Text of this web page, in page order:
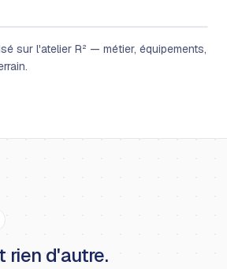
sur l'atelier R² — métier, équipements,
rien d'autre.